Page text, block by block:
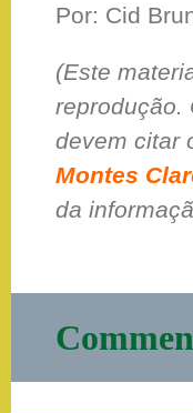
Por: Cid
(Este
reprodução.
devem citar
Montes
da